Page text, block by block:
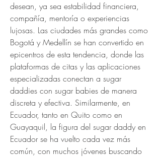
desean, ya sea estabilidad financiera,
compañía, mentoría o experiencias
lujosas. Las ciudades más grandes como
Bogotá y Medellín se han convertido en
epicentros de esta tendencia, donde las
plataformas de citas y las aplicaciones
especializadas conectan a sugar
daddies con sugar babies de manera
discreta y efectiva. Similarmente, en
Ecuador, tanto en Quito como en
Guayaquil, la figura del sugar daddy en
Ecuador se ha vuelto cada vez más
común, con muchos jóvenes buscando